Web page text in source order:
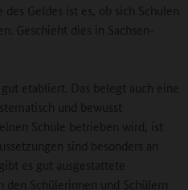
des Geldes ist es, ob sich Schulen
Geschieht dies in Sachsen-
etabliert. Das belegt auch eine
und bewusst
Schule betrieben wird, ist
sind besonders an
es gut ausgestattete
Schülerinnen und Schülern